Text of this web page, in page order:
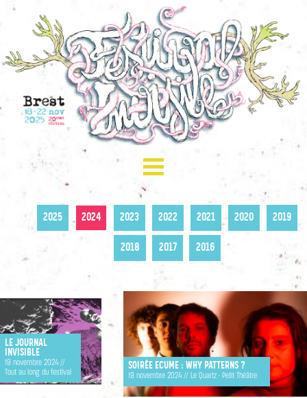
PROGRAMMATION
PRÉSENTATION
APPEL À DONS
BILLETTERIE
PRESSE
CONTACTS
☰ Menu
2025 2024 2023 2022 2021 2020 2019
2018 2017 2016
LE JOURNAL
INVISIBLE
19 novembre 2024 //
Tout au long du festival
SOIRÉE ECUME : WHY PATTERNS ?
19 novembre 2024 // Le Quartz - Petit Théâtre